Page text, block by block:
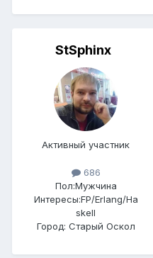
StSphinx
Активный участник
686
Пол:Мужчина
Интересы:FP/Erlang/Ha
skell
Город: Старый Оскол